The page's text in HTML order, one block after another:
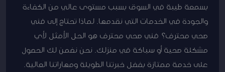
بسمعة طيبة في السوق بسبب مستوى عالي من الكفاءة
والجودة في الخدمات التي نقدمها. لماذا تحتاج إلى فني
صحي محترف؟ فني صحي محترف هو الحل الأمثل لأي
مشكلة صحية أو سباكة في منزلك. نحن نضمن لك الحصول
على خدمة ممتازة بفضل خبرتنا الطويلة ومهاراتنا العالية.